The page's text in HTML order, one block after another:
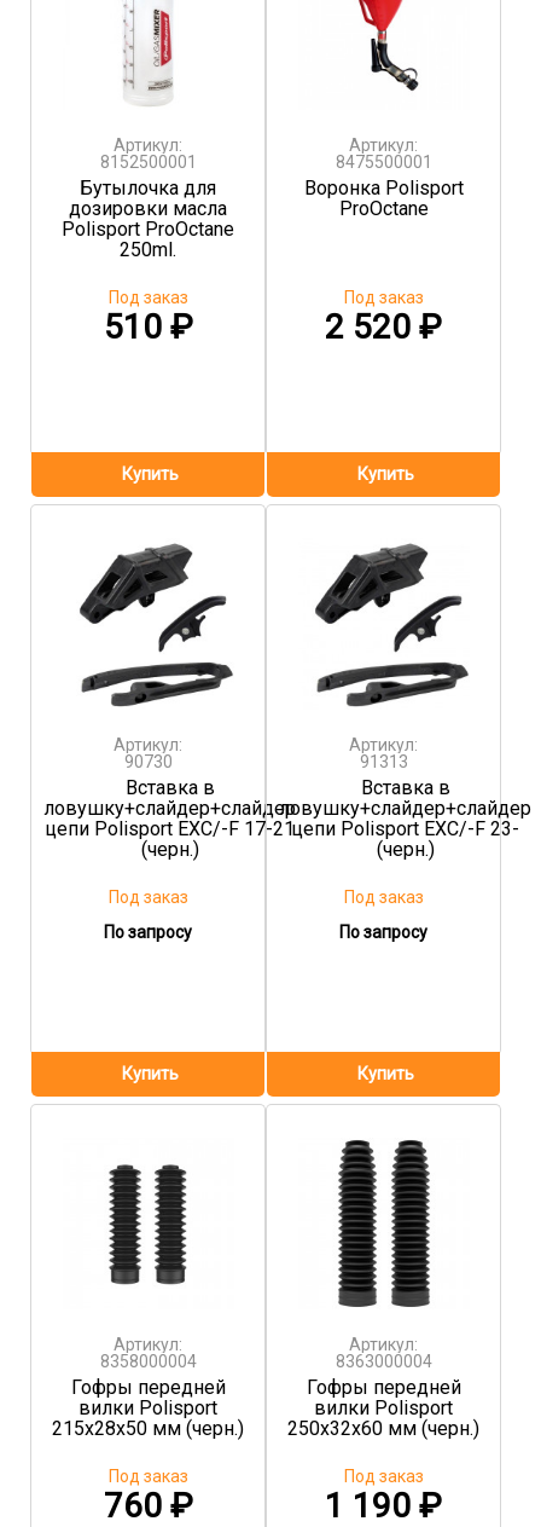
Артикул:
8152500001
Бутылочка для
дозировки масла
Polisport ProOctane
250ml.
510 ₽
Под заказ
Артикул:
8475500001
Воронка Polisport
ProOctane
2 520₽
Под заказ
Артикул:
90730
Вставка в
ловушку+слайдер+слайдер
цепи Polisport EXC/-F 17-21
(черн.)
По запросу
Под заказ
Артикул:
91313
Вставка в
ловушку+слайдер+слайдер
цепи Polisport EXC/-F 23-
(черн.)
По запросу
Под заказ
Артикул:
8358000004
Гофры передней
вилки Polisport
215x28x50 мм (черн.)
760 ₽
Под заказ
Артикул:
8363000004
Гофры передней
вилки Polisport
250x32x60 мм (черн.)
1 190₽
Под заказ